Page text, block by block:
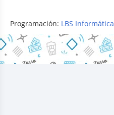
Programación: LBS Informática